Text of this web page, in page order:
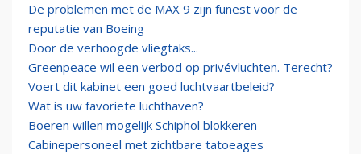
De problemen met de MAX 9 zijn funest voor de
reputatie van Boeing
Door de verhoogde vliegtaks...
Greenpeace wil een verbod op privévluchten. Terecht?
Voert dit kabinet een goed luchtvaartbeleid?
Wat is uw favoriete luchthaven?
Boeren willen mogelijk Schiphol blokkeren
Cabinepersoneel met zichtbare tatoeages